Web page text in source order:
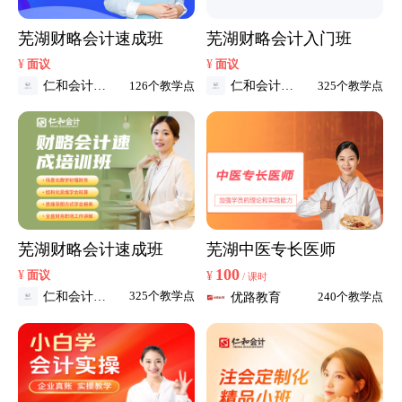
芜湖财略会计速成班
¥ 面议
仁和会计教
126个教学点
芜湖财略会计入门班
¥ 面议
仁和会计教
325个教学点
芜湖财略会计速成班
¥ 面议
仁和会计教
325个教学点
芜湖中医专长医师
¥ 100 / 课时
优路教育 240个教学点